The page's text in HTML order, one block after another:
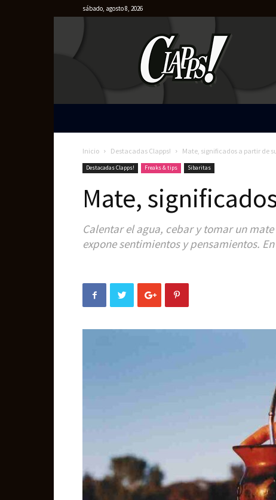
sábado, agosto 8, 2026
Inicio Destacadas Clapps! Mate, significados a partir de
Destacadas Clapps! Freaks & tips Sibaritas
Mate,
Calentar el agua, cebar y tomar un
expone sentimientos y pensamientos.